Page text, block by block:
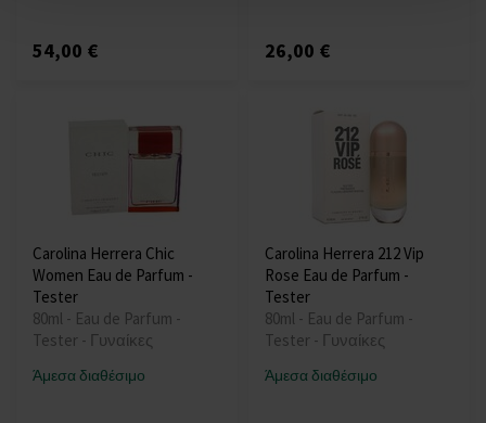
54,00 € 26,00 €
Carolina Herrera Chic
Women Eau de Parfum -
Tester
80ml - Eau de Parfum -
Tester - Γυναίκες
Άμεσα διαθέσιμο
Carolina Herrera 212 Vip
Rose Eau de Parfum -
Tester
80ml - Eau de Parfum -
Tester - Γυναίκες
Άμεσα διαθέσιμο